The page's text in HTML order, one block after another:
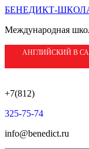
БЕНЕДИКТ-
Международная
АНГЛИЙСКИЙ В
+7(812)
325-75-74
info@benedict.ru